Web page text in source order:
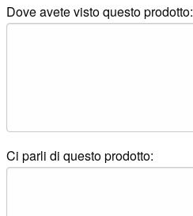
Dove avete visto questo prodotto:
Ci parli di questo prodotto: